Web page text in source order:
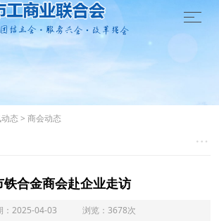

态 > 商会动态

铁合金商会赴企业走访
：2025-04-03 浏览：3678次